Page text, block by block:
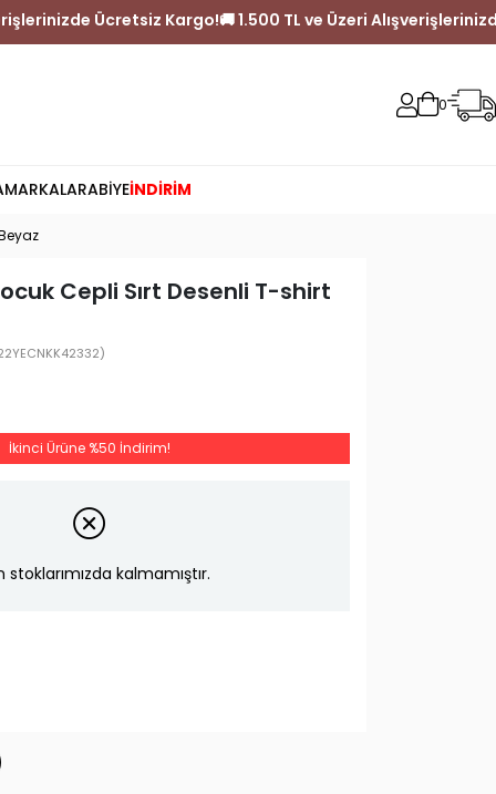
Üzeri Alışverişlerinizde Ücretsiz Kargo! 🚚 1.500 TL ve Üzeri
0
MARKALARABİYEİNDİRİM
Cepli Sırt Desenli T-shirt
İkinci Ürüne %50 İndirim!
stoklarımızda kalmamıştır.